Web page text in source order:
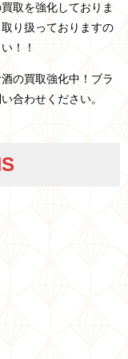
取を強化しておりま
り扱っておりますの
！！
の買取強化中！ブラ
合わせください。